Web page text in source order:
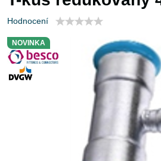
NOVINKA
Hodnocení